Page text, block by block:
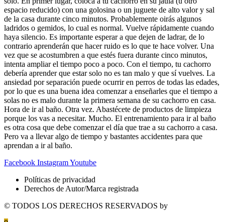
espacio reducido) con una golosina o un juguete de alto valor y sal
de la casa durante cinco minutos. Probablemente oirás algunos
ladridos o gemidos, lo cual es normal. Vuelve rápidamente cuando
haya silencio. Es importante esperar a que dejen de ladrar, de lo
contrario aprenderán que hacer ruido es lo que te hace volver. Una
vez que se acostumbren a que estés fuera durante cinco minutos,
intenta ampliar el tiempo poco a poco. Con el tiempo, tu cachorro
debería aprender que estar solo no es tan malo y que sí vuelves. La
ansiedad por separación puede ocurrir en perros de todas las edades,
por lo que es una buena idea comenzar a enseñarles que el tiempo a
solas no es malo durante la primera semana de su cachorro en casa.
Hora de ir al baño. Otra vez. Abastécete de productos de limpieza
porque los vas a necesitar. Mucho. El entrenamiento para ir al baño
es otra cosa que debe comenzar el día que trae a su cachorro a casa.
Pero va a llevar algo de tiempo y bastantes accidentes para que
aprendan a ir al baño.
Facebook InstagramYoutube
Políticas de privacidad
Derechos de Autor/Marca registrada
© TODOS LOS DERECHOS RESERVADOS by